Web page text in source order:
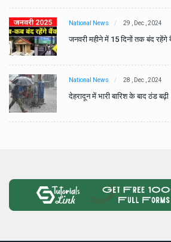
National News 29 , Dec , 2024
जनवरी महीने में 15 दिनों तक बंद
National News 28 , Dec , 2024
देहरादून में भारी बारिश के बाद ठंड